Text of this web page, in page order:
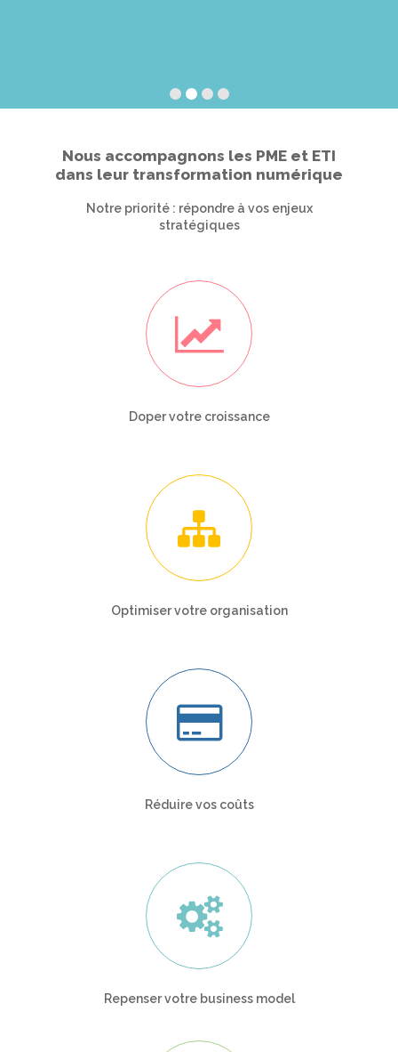
Nous accompagnons les PME et ETI
dans leur transformation numérique
Notre priorité : répondre à vos enjeux
stratégiques
Doper votre croissance
Optimiser votre organisation
Réduire vos coûts
Repenser votre business model